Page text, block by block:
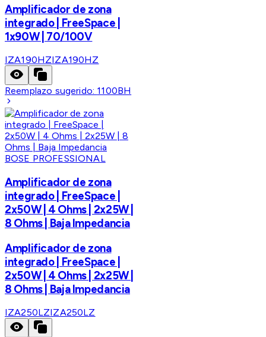
Amplificador de zona
integrado | FreeSpace |
1x90W | 70/100V
IZA190HZIZA190HZ
Reemplazo sugerido: 1100BH
BOSE PROFESSIONAL
Amplificador de zona
integrado | FreeSpace |
2x50W | 4 Ohms | 2x25W |
8 Ohms | Baja Impedancia
Amplificador de zona
integrado | FreeSpace |
2x50W | 4 Ohms | 2x25W |
8 Ohms | Baja Impedancia
IZA250LZIZA250LZ